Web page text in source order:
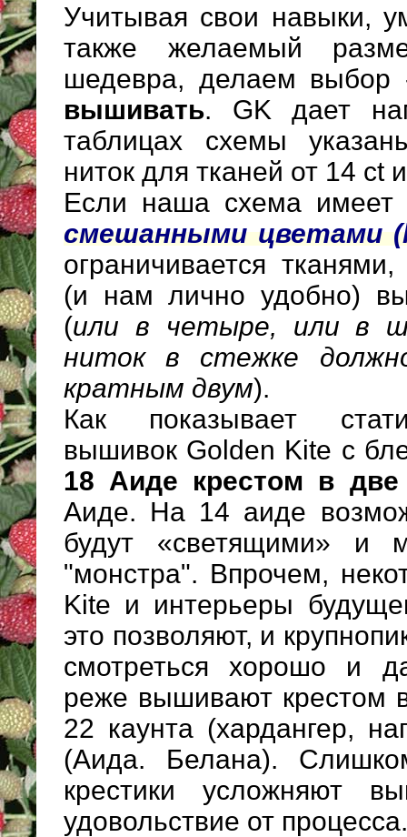
Учитывая свои навыки,
также желаемый
шедевра, делаем
вышивать. GK дает
таблицах схемы
ниток для тканей от 14 ct
Если наша схема
смешанными цветами
ограничивается
(и нам лично удобно)
(или в четыре, или в
ниток в стежке
кратным двум).
Как показывает
вышивок Golden Kite с
18 Аиде крестом в две
Аиде. На 14 аиде
будут «светящими» и
"монстра". Впрочем,
Kite и интерьеры
это позволяют, и
смотреться хорошо и
реже вышивают крестом
22 каунта (хардангер,
(Аида. Белана).
крестики усложняют
удовольствие от